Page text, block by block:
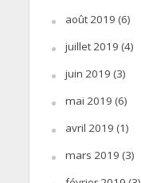
août 2019 (6)
juillet 2019 (4)
juin 2019 (3)
mai 2019 (6)
avril 2019 (1)
mars 2019 (3)